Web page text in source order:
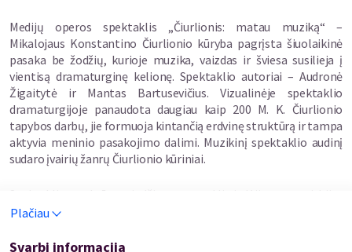
Medijų operos spektaklis „Čiurlionis: matau muziką“ –
Mikalojaus Konstantino Čiurlionio kūryba pagrįsta šiuolaikinė
pasaka be žodžių, kurioje muzika, vaizdas ir šviesa susilieja į
vientisą dramaturginę kelionę. Spektaklio autoriai – Audronė
Žigaitytė ir Mantas Bartusevičius. Vizualinėje spektaklio
dramaturgijoje panaudota daugiau kaip 200 M. K. Čiurlionio
tapybos darbų, jie formuoja kintančią erdvinę struktūrą ir tampa
aktyvia meninio pasakojimo dalimi. Muzikinį spektaklio audinį
sudaro įvairių žanrų Čiurlionio kūriniai.
ir būsenas – nuo pirmapradės versmės ir miško gelmių iki
pasirinktas mitologinis žaltys, kuris čia suvokiamas ne kaip
Plačiau
Svarbi informacija